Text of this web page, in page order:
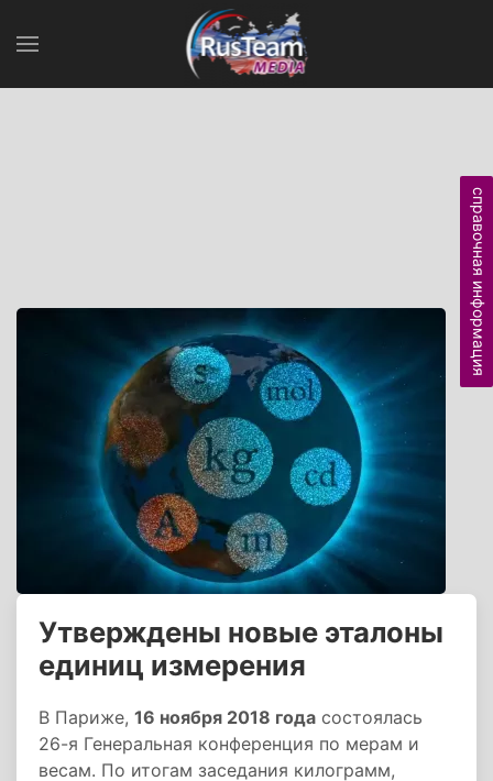
Утверждены новые эталоны
единиц измерения
В Париже, 16 ноября 2018 года состоялась
26-я Генеральная конференция по мерам и
весам. По итогам заседания килограмм,
справочная информация